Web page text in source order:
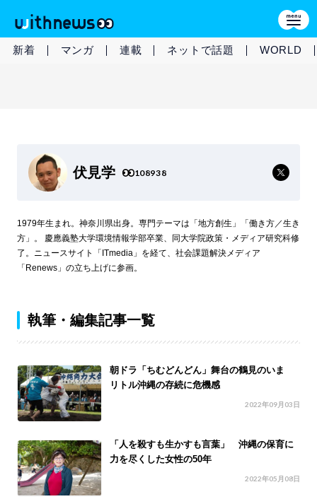
新着 マンガ 連載 ネットで話題 WORLD
伏見学 108938
1979年生まれ。神奈川県出身。専門テーマは「地方創生」「働き方／生き
方」。 慶應義塾大学環境情報学部卒業、同大学院政策・メディア研究科修
了。ニュースサイト「ITmedia」を経て、社会課題解決メディア
「Renews」の立ち上げに参画。
執筆・編集記事一覧
朝ドラ「ちむどんどん」舞台の鶴見のいま
リトル沖縄の存続に危機感
2022年09月03日
「人を殺すも生かすも言葉」 沖縄の保育に
力を尽くした女性の50年
2022年05月08日